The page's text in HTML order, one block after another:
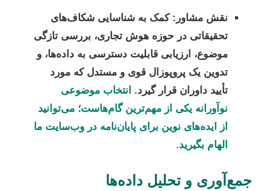
نقش مشاور: کمک به شناسایی شکاف‌های
تحقیقاتی در حوزه هوش تجاری، بررسی تازگی
موضوع، ارزیابی قابلیت دسترسی به داده‌ها، و
تدوین یک پروپوزال قوی و مستدل که مورد
تأیید داوران قرار گیرد.
انتخاب موضوعی
نوآورانه یکی از مهم‌ترین گام‌هاست؛ می‌توانید
از ایده‌های نوین برای پایان‌نامه در وب‌سایت ما
الهام بگیرید.
جمع‌آوری و تحلیل داده‌ها